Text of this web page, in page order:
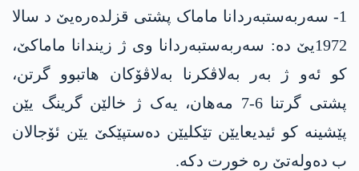
1- سەربەستبەردانا ماماک پشتی قزلدەرەیێ د سالا
1972یێ دە: سەربەستبەردانا وی ژ زیندانا ماماکێ،
کو ئەو ژ بەر بەلاڤکرنا بەلاڤۆکان ھاتبوو گرتن،
پشتی گرتنا 6-7 مەھان، یەک ژ خالێن گرینگ یێن
پێشینە کو ئیدیعایێن تێکلیێن دەستپێکێ یێن ئۆجالان
ب دەولەتێ رە خورت دکە.